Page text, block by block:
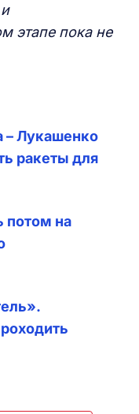
этапе пока не
– Лукашенко
ракеты для
потом на